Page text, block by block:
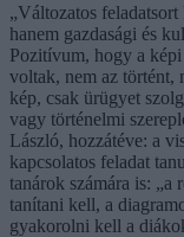
„Változatos
hanem gazdasági és
Pozitívum, hogy a képi
voltak, nem az történt,
kép, csak ürügyet
vagy történelmi
László, hozzátéve: a
kapcsolatos feladat
tanárok számára is: „a
tanítani kell, a
gyakorolni kell a